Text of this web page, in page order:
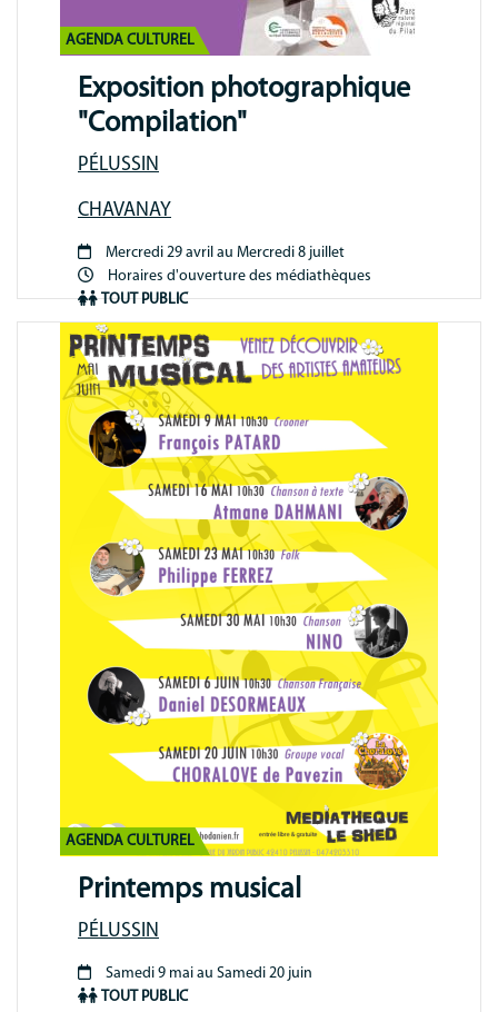
AGENDA CULTUREL
Exposition photographique
"Compilation"
PÉLUSSIN
CHAVANAY
Période
animation
Mercredi 29 avril au Mercredi 8 juillet
Horaires d'ouverture des médiathèques
TOUT PUBLIC
AGENDA CULTUREL
Printemps musical
PÉLUSSIN
Période
Samedi 9 mai au Samedi 20 juin
TOUT PUBLIC